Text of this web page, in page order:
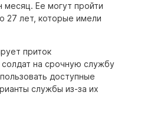
месяц. Ее могут пройти
27 лет, которые имели
приток
на срочную службу
доступные
службы из-за их